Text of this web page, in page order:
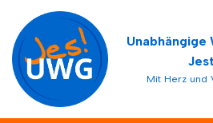
Zum
Inhalt
springen
Unabhängige
Mit Herz und